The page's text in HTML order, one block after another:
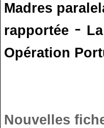
Madres
rapportée -
Opération
Nouvelles